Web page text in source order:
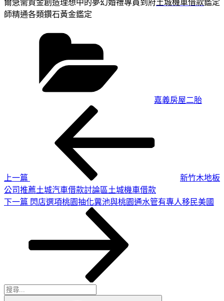
爾急需資金創造理想中的夢幻婚禮專員到府土城機車借款鑑定
師精通各類鑽石黃金鑑定
嘉義房屋二胎
上一篇
新竹木地板
公司推薦土城汽車借款討論區土城機車借款
下
下一篇 閃店選項桃園抽化糞池與桃園通水管有專人移民美國
搜